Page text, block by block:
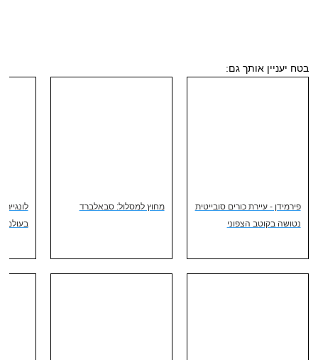
בטח יעניין אותך גם:
פירמידן - עיירת כורים סובייטית
נטושה בקוטב הצפוני
מחוץ למסלול: סבאלברד
בעולם